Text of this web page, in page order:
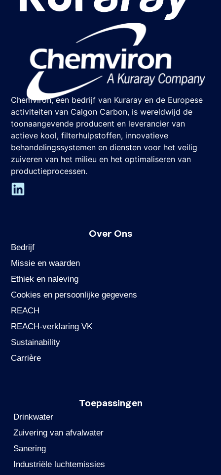
Chemviron, een bedrijf van Kuraray en de Europese
activiteiten van Calgon Carbon, is wereldwijd de
toonaangevende producent en leverancier van
actieve kool, filterhulpstoffen, innovatieve
behandelingssystemen en diensten voor het veilig
zuiveren van het milieu en het optimaliseren van
productieprocessen.
Over Ons
Bedrijf
Missie en waarden
Ethiek en naleving
Cookies en persoonlijke gegevens
REACH
REACH-verklaring VK
Sustainability
Carrière
Toepassingen
Drinkwater
Zuivering van afvalwater
Sanering
Industriële luchtemissies